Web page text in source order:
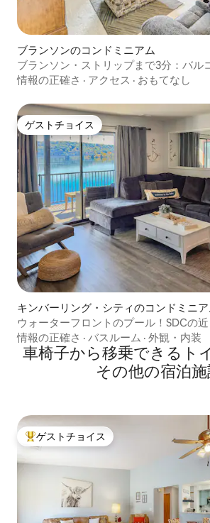
ブランソンのコンドミニアム
ブランソン・ストリップまで3分：バル
ニアム！
情報の正確さ · アクセス · おもてなし
ゲストチョイス
ゲストチョイス
キンバーリング・シティのコンドミニ
ウォーターフロントのプール！SDCの
クセス！
情報の正確さ · バスルーム · 外観・内装
車椅子から移乗できるト
その他の宿泊
大好評のゲストチョイスです。
ゲストチョイス